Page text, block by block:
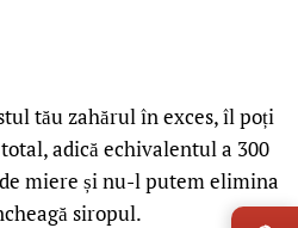
tău zahărul în exces, îl poți
adică echivalentul a 300
miere și nu-l putem elimina
siropul.
LIVE